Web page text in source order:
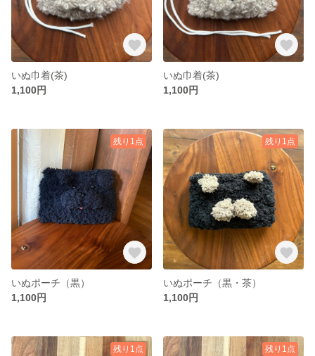
いぬ巾着(茶)
1,100円
いぬ巾着(茶)
1,100円
残り1点
いぬポーチ（黒）
1,100円
残り1点
いぬポーチ（黒・茶）
1,100円
残り1点 残り1点